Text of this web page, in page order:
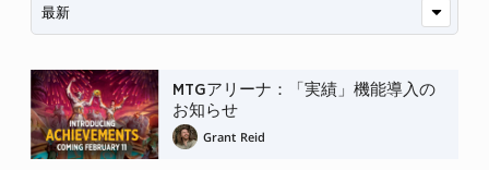
MTGアリーナ：「実績」機能導入の
お知らせ
Grant Reid